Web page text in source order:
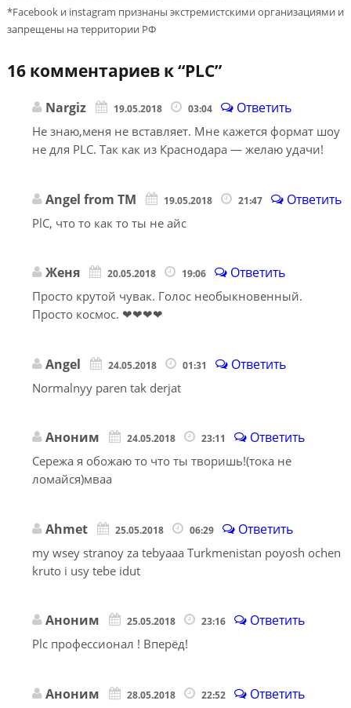
*Facebook и instagram признаны экстремистскими организациями и
запрещены на территории РФ
16 комментариев к “PLC”
Nargiz 19.05.2018 03:04 Ответить
Не знаю,меня не вставляет. Мне кажется формат шоу
не для PLC. Так как из Краснодара — желаю удачи!
Angel from TM 19.05.2018 21:47 Ответить
PlC, что то как то ты не айс
Женя 20.05.2018 19:06 Ответить
Просто крутой чувак. Голос необыкновенный.
Просто космос. ❤❤❤❤
Angel 24.05.2018 01:31 Ответить
Normalnyy paren tak derjat
Аноним 24.05.2018 23:11 Ответить
Сережа я обожаю то что ты творишь!(тока не
ломайся)мваа
Ahmet 25.05.2018 06:29 Ответить
my wsey stranoy za tebyaaa Turkmenistan poyosh ochen
kruto i usy tebe idut
Аноним 25.05.2018 23:16 Ответить
Plc профессионал ! Вперёд!
Аноним 28.05.2018 22:52 Ответить